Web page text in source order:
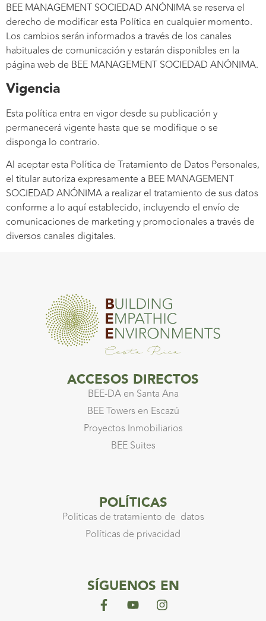
BEE MANAGEMENT SOCIEDAD ANÓNIMA se reserva el
derecho de modificar esta Política en cualquier momento.
Los cambios serán informados a través de los canales
habituales de comunicación y estarán disponibles en la
página web de BEE MANAGEMENT SOCIEDAD ANÓNIMA.
Vigencia
Esta política entra en vigor desde su publicación y
permanecerá vigente hasta que se modifique o se
disponga lo contrario.
Al aceptar esta Política de Tratamiento de Datos Personales,
el titular autoriza expresamente a BEE MANAGEMENT
SOCIEDAD ANÓNIMA a realizar el tratamiento de sus datos
conforme a lo aquí establecido, incluyendo el envío de
comunicaciones de marketing y promocionales a través de
diversos canales digitales.
ACCESOS DIRECTOS
BEE-DA en Santa Ana
BEE Towers en Escazú
Proyectos Inmobiliarios
BEE Suites
POLÍTICAS
Politicas de tratamiento de datos
Políticas de privacidad
SÍGUENOS EN